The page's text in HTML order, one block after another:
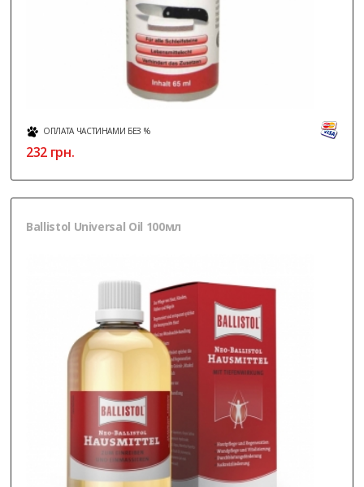
ОПЛАТА ЧАСТИНАМИ БЕЗ %
232грн.
Ballistol Universal Oil 100мл